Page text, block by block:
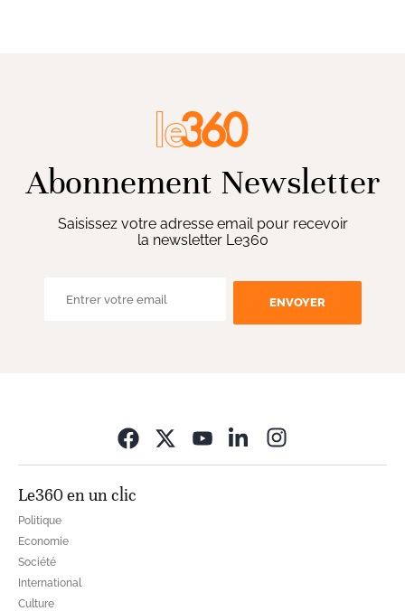
Abonnement Newsletter
Saisissez votre adresse email pour recevoir
la newsletter Le360
ENVOYER
Le360 en un clic
Politique
Economie
Société
International
Culture